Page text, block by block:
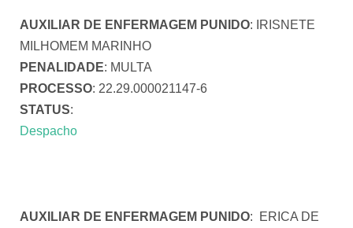
AUXILIAR DE ENFERMAGEM PUNIDO: IRISNETE
MILHOMEM MARINHO
PENALIDADE: MULTA
PROCESSO: 22.29.000021147-6
STATUS:
Despacho
AUXILIAR DE ENFERMAGEM PUNIDO: ERICA DE